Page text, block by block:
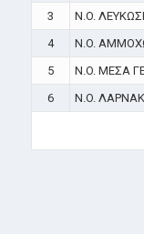
3
N.O.
4
N.O.
5
N.O. ΜΕΣΑ
6
N.O.